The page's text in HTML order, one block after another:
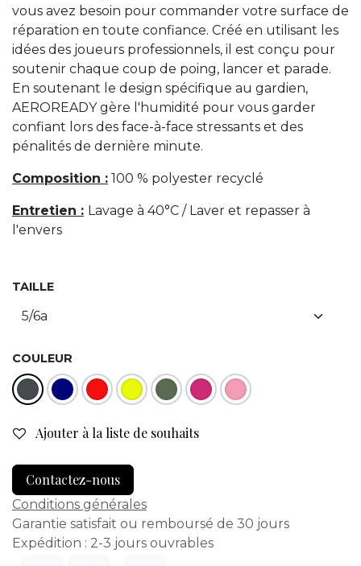
vous avez besoin pour commander votre surface de
réparation en toute confiance. Créé en utilisant les
idées des joueurs professionnels, il est conçu pour
soutenir chaque coup de poing, lancer et parade.
En soutenant le design spécifique au gardien,
AEROREADY gère l'humidité pour vous garder
confiant lors des face-à-face stressants et des
pénalités de dernière minute.
Composition : 100 % polyester recyclé
Entretien : Lavage à 40°C / Laver et repasser à
l'envers
TAILLE
COULEUR
Ajouter à la liste de souhaits
Contactez-nous
Conditions générales
Garantie satisfait ou remboursé de 30 jours
Expédition : 2-3 jours ouvrables